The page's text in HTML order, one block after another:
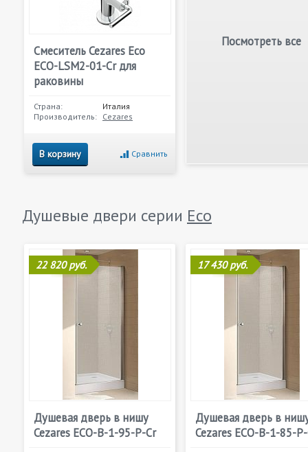
Смеситель Cezares Eco
ECO-LSM2-01-Cr для
раковины
Страна:
Италия
Производитель: Cezares
В корзину Сравнить
Посмотреть все
Душевые двери серии Eco
22 820 руб.
Душевая дверь в нишу
Cezares ECO-B-1-95-P-Cr
17 430 руб.
Душевая дверь в
Cezares ECO-B-1-85-